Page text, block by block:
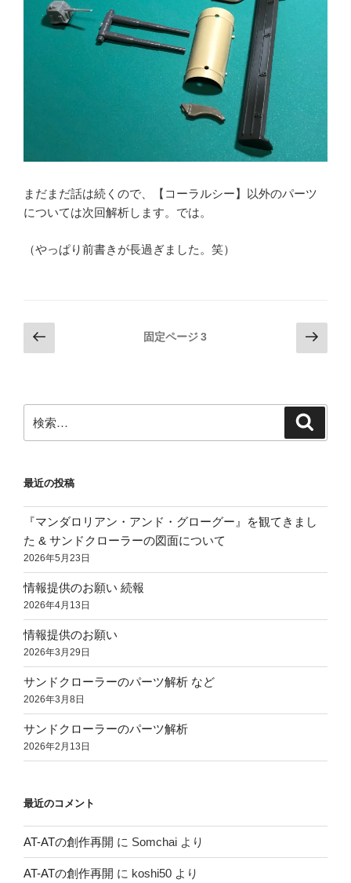
まだまだ話は続くので、【コーラルシー】以外のパーツ
については次回解析します。では。
（やっぱり前書きが長過ぎました。笑）
投
稿
ー
ジ
り
前
の
ジ
固定ページ3
次
の
ジ
索:
最近の投稿
『マンダロリアン・アンド・グローグー』を観てきまし
た & サンドクローラーの図面について
2026年5月23日
情報提供のお願い 続報
2026年4月13日
情報提供のお願い
2026年3月29日
サンドクローラーのパーツ解析 など
2026年3月8日
サンドクローラーのパーツ解析
2026年2月13日
最近のコメント
AT-ATの創作再開 に Somchai より
AT-ATの創作再開 に koshi50 より